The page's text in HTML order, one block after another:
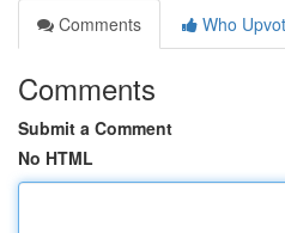
Comments
Who
Comments
Submit a Comment
No HTML